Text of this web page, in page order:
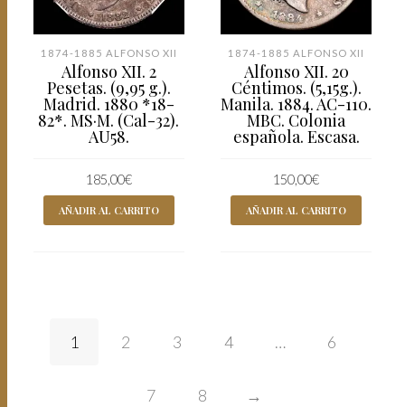
1874-1885 ALFONSO XII
Alfonso XII. 2
Pesetas. (9,95 g.).
Madrid. 1880 *18-
82*. MS·M. (Cal-32).
AU58.
185,00€
AÑADIR AL CARRITO
1874-1885 ALFONSO XII
Alfonso XII. 20
Céntimos. (5,15g.).
Manila. 1884. AC-110.
MBC. Colonia
española. Escasa.
150,00€
AÑADIR AL CARRITO
1 2 3 4 … 6
7 8 →